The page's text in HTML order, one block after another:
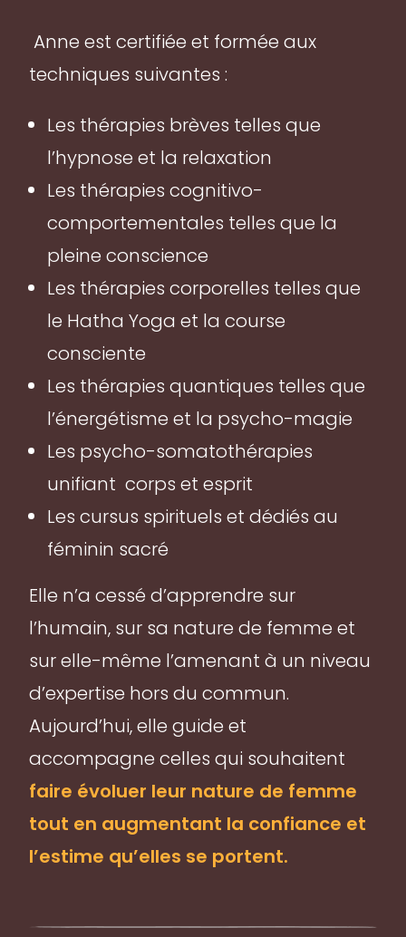
Anne est certifiée et formée aux
techniques suivantes :
Les thérapies brèves telles que
l’hypnose et la relaxation
Les thérapies cognitivo-
comportementales telles que la
pleine conscience
Les thérapies corporelles telles que
le Hatha Yoga et la course
consciente
Les thérapies quantiques telles que
l’énergétisme et la psycho-magie
Les psycho-somatothérapies
unifiant corps et esprit
Les cursus spirituels et dédiés au
féminin sacré
Elle n’a cessé d’apprendre sur
l’humain, sur sa nature de femme et
sur elle-même l’amenant à un niveau
d’expertise hors du commun.
Aujourd’hui, elle guide et
accompagne celles qui souhaitent
faire évoluer leur nature de femme
tout en augmentant la confiance et
l’estime qu’elles se portent.